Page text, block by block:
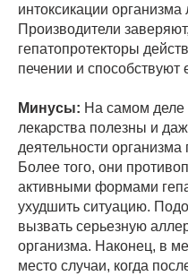
интоксикации
Производители
гепатопротекторы
печении и
Минусы: На самом деле
лекарства полезны и
деятельности организма
Более того, они
активными формами
ухудшить ситуацию.
вызвать серьезную
организма. Наконец, в
место случаи, когда